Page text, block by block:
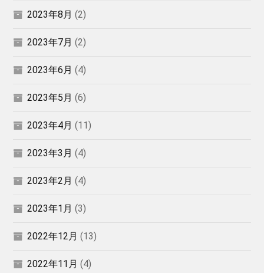
2023年8月 (2)
2023年7月 (2)
2023年6月 (4)
2023年5月 (6)
2023年4月 (11)
2023年3月 (4)
2023年2月 (4)
2023年1月 (3)
2022年12月 (13)
2022年11月 (4)